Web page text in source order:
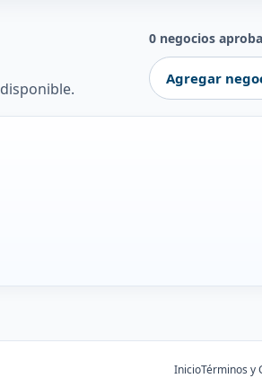
0 negocios
Agregar
InicioTérminos y